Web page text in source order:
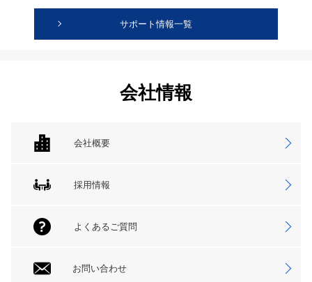
サポート情報一覧
会社情報
会社概要
採用情報
よくあるご質問
お問い合わせ